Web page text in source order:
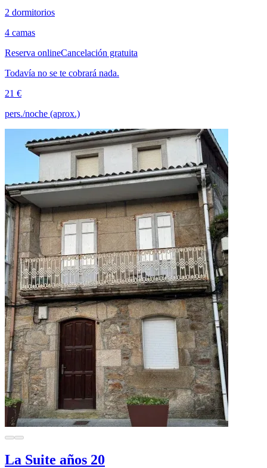
2 dormitorios
4 camas
Reserva onlineCancelación gratuita
Todavía no se te cobrará nada.
21 €
pers./noche (aprox.)
La Suite años 20